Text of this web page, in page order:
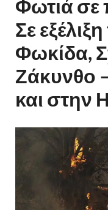
Φωτιά σε
Σε
Φωκίδα,
Ζάκυνθο
και στην